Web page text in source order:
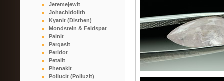
Jeremejewit
Johachidolith
Kyanit (Disthen)
Mondstein & Feldspat
Painit
Pargasit
Peridot
Petalit
Phenakit
Pollucit (Polluzit)